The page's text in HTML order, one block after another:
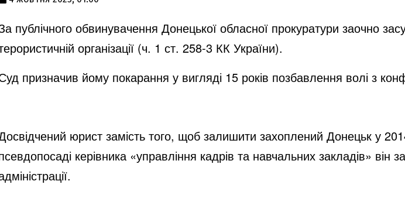
публічного обвинувачення Донецької обласної прокуратури заочно
організації (ч. 1 ст. 258-3 КК України).
призначив йому покарання у вигляді 15 років позбавлення волі з
юрист замість того, щоб залишити захоплений Донецьк у
керівника «управління кадрів та навчальних закладів» він